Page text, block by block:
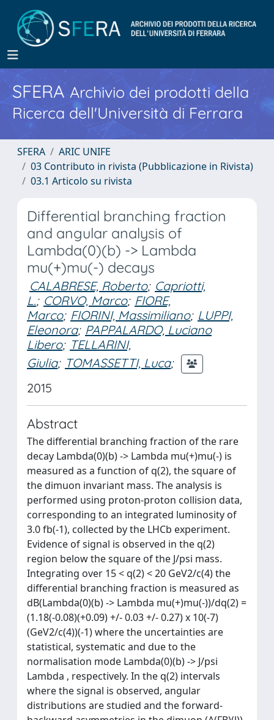
SFERA Archivio dei prodotti della
Ricerca dell'Università di Ferrara
SFERA
ARIC UNIFE
03 Contributo in rivista (Pubblicazione in Rivista)
03.1 Articolo su rivista
Differential branching fraction
and angular analysis of
Lambda(0)(b) -> Lambda
mu(+)mu(-) decays
CALABRESE, Roberto; Capriotti,
L.; CORVO, Marco; FIORE,
Marco; FIORINI, Massimiliano; LUPPI,
Eleonora; PAPPALARDO, Luciano
Libero; TELLARINI,
Giulia; TOMASSETTI, Luca;
2015
Abstract
The differential branching fraction of the rare
decay Lambda(0)(b) -> Lambda mu(+)mu(-) is
measured as a function of q(2), the square of
the dimuon invariant mass. The analysis is
performed using proton-proton collision data,
corresponding to an integrated luminosity of
3.0 fb(-1), collected by the LHCb experiment.
Evidence of signal is observed in the q(2)
region below the square of the J/psi mass.
Integrating over 15 < q(2) < 20 GeV2/c(4) the
differential branching fraction is measured as
dB(Lambda(0)(b) -> Lambda mu(+)mu(-))/dq(2) =
(1.18(-0.08)(+0.09) +/- 0.03 +/- 0.27) x 10(-7)
(GeV2/c(4))(-1) where the uncertainties are
statistical, systematic and due to the
normalisation mode Lambda(0)(b) -> J/psi
Lambda , respectively. In the q(2) intervals
where the signal is observed, angular
distributions are studied and the forward-